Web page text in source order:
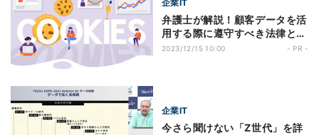
企業IT
弁護士が解説！顧客データを活
用する際に遵守すべき法律とは
第1回 抑えておきたい！日本に
2023/12/15 10:00 - PR -
企業IT
今さら聞けない「Z世代」を詳